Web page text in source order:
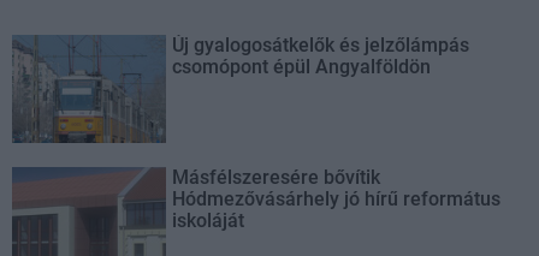
Új gyalogosátkelők és jelzőlámpás
csomópont épül Angyalföldön
Másfélszeresére bővítik
Hódmezővásárhely jó hírű református
iskoláját